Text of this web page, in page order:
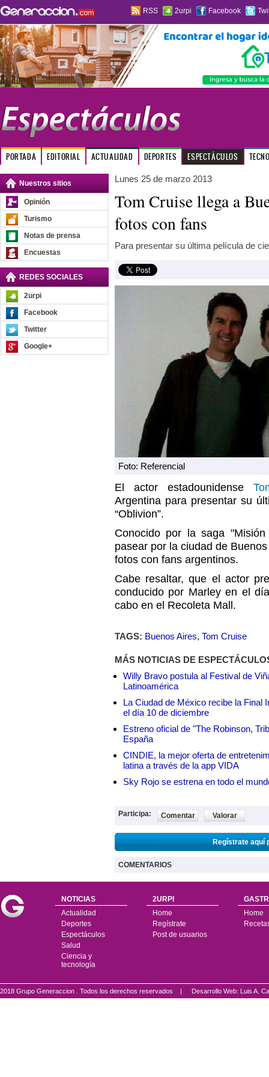
RSS 2urpi Facebook
PORTADA EDITORIAL ACTUALIDAD DEPORTES ESPECTÁCULOS
Nuestros sitios
Opinión
Turismo
Notas de prensa
Encuestas
REDES SOCIALES
2urpi
Facebook
Twitter
Google+
Lunes 25 de marzo 2013
Tom Cruise llega a
fotos con fans
Para presentar su última película de
Foto: Referencial
El actor estadounidense
Argentina para presentar su
“Oblivion”.
Conocido por la saga
pasear por la ciudad de
fotos con fans argentinos.
Cabe resaltar, que el actor
conducido por Marley en el
cabo en el Recoleta Mall.
TAGS: Buenos Aires, Tom Cruise
MÁS NOTICIAS DE
Willy Bravo postula al Festival de
Latinoamérica
La Ciudad de México recibe la Final
el día 10 de diciembre
Estreno oficial de "The Robinson,
España
CINDIE, la mejor oferta de
latina a través de la app VIDA
Sky Rojo se estrena en todo el
Participa: Comentar Valorar
Regístrate aquí
COMENTARIOS
NOTICIAS
Actualidad
Deportes
Espectáculos
Salud
Ciencia y
tecnología
2URPI
Home
Regístrate
Post de usuarios
Home
2018 Grupo Generaccion . Todos los derechos reservados | Desarrollo Web: Luis